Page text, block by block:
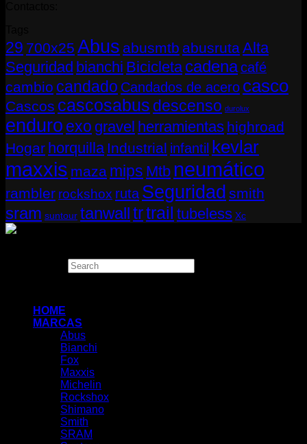
29 700x25 Abus abusmtb abusrutaAlta
Seguridad bianchi Bicicleta cadenacafé
cambio candado Candados de acero casco
Cascos cascosabus descenso durolux
enduro exo gravel herramientas highroad
Hogar horquilla Industrial infantil kevlar
maxxis maza mips Mtb neumático
rambler rockshox ruta Seguridad smith
sram suntour tanwalltrtrail tubeless Xc
HOME
MARCAS
Abus
Bianchi
Fox
Maxxis
Michelin
Rockshox
Shimano
Smith
SRAM